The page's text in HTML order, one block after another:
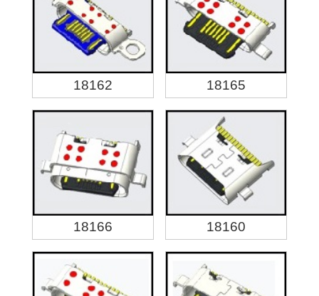
18162 18165
18166 18160